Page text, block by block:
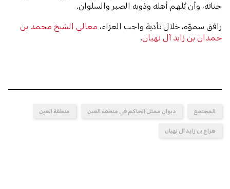
جناته، وأن يُلهم أهله وذويه الصبر والسلوان.
رافق سموّه، خلال تأدية واجب العزاء، معالي الشيخ محمد بن
حمدان بن زايد آل نهيان.
المجتمع ديوان ممثل الحاكم في منطقة العين منطقة العين
هزاع بن زايد آل نهيان